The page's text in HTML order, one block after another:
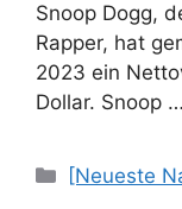
Snoop Dogg,
Rapper, hat
2023 ein
Dollar. Snoop …
Categories
[Neueste